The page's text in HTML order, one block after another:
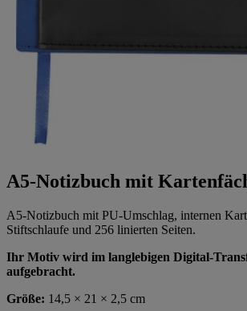
A5-Notizbuch mit
A5-Notizbuch mit PU-Umschlag, internen
Stiftschlaufe und 256 linierten Seiten.
Ihr Motiv wird im langlebigen Digital-
aufgebracht.
Größe: 14,5 × 21 × 2,5 cm